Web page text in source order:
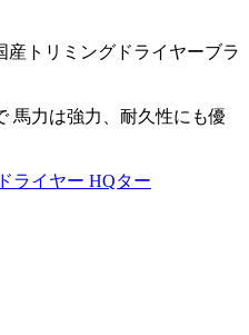
トリミングドライヤーブラ
馬力は強力、耐久性にも優
ライヤー HQター